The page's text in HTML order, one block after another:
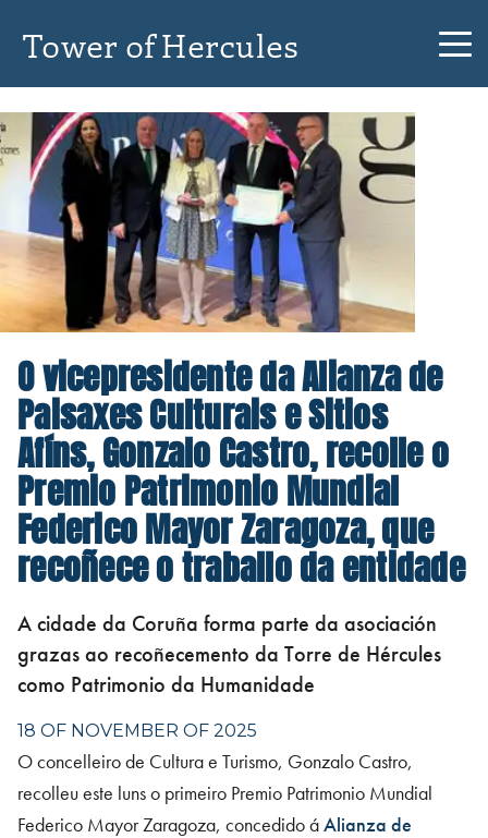
Tower of Hercules
O vicepresidente da Alianza de
Paisaxes Culturais e Sitios
Afíns, Gonzalo Castro, recolle o
Premio Patrimonio Mundial
Federico Mayor Zaragoza, que
recoñece o traballo da entidade
A cidade da Coruña forma parte da asociación
grazas ao recoñecemento da Torre de Hércules
como Patrimonio da Humanidade
18 OF NOVEMBER OF 2025
O concelleiro de Cultura e Turismo, Gonzalo Castro,
recolleu este luns o primeiro Premio Patrimonio Mundial
Federico Mayor Zaragoza, concedido áAlianza de